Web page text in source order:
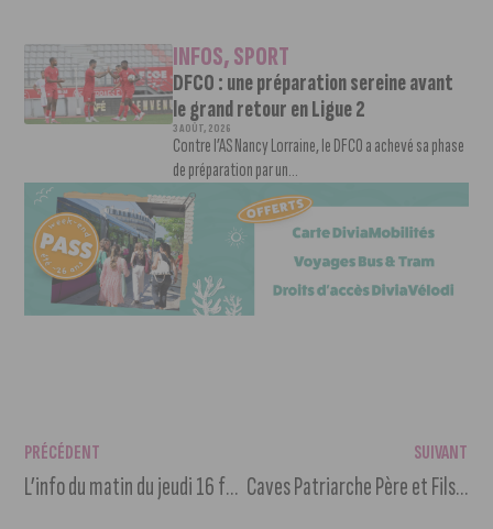
INFOS,SPORT
DFCO : une préparation sereine avant
le grand retour en Ligue 2
3 AOÛT, 2026
Contre l’AS Nancy Lorraine, le DFCO a achevé sa phase
de préparation par un...
PRÉCÉDENT
L’info du matin du jeudi 16 février 2023
SUIVANT
Caves Patriarche Père et Fils : un incontournable pour les amateurs de vin